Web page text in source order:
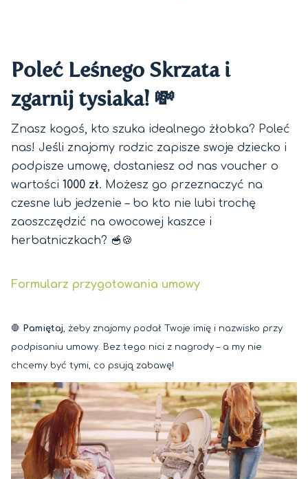
Poleć Leśnego Skrzata i
zgarnij tysiaka! 💸
Znasz kogoś, kto szuka idealnego żłobka? Poleć
nas! Jeśli znajomy rodzic zapisze swoje dziecko i
podpisze umowę, dostaniesz od nas voucher o
wartości 1000 zł. Możesz go przeznaczyć na
czesne lub jedzenie – bo kto nie lubi trochę
zaoszczędzić na owocowej kaszce i
herbatniczkach? 🥣🍪
Formularz przygotowania umowy
🛑 Pamiętaj, żeby znajomy podał Twoje imię i nazwisko przy
podpisaniu umowy. Bez tego nici z nagrody – a my nie
chcemy być tymi, co psują zabawę!